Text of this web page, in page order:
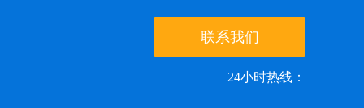
联系我们
24小时热线：